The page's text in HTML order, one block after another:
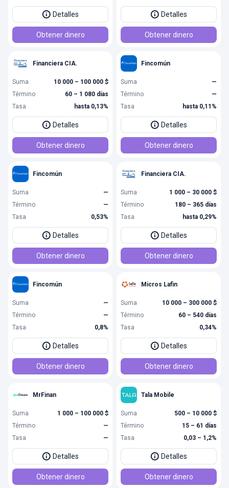
Detalles
Obtener dinero
Detalles
Obtener dinero
Financiera CIA.
Suma
10 000 – 100 000 $
Término
60 – 1 080 días
Tasa
hasta 0,13%
Detalles
Obtener dinero
Fincomún
Suma
—
Término
—
Tasa
hasta 0,11%
Detalles
Obtener dinero
Fincomún
Suma
—
Término
—
Tasa
0,53%
Detalles
Obtener dinero
Financiera CIA.
Suma
1 000 – 30 000 $
Término
180 – 365 días
Tasa
hasta 0,29%
Detalles
Obtener dinero
Fincomún
Suma
—
Término
—
Tasa
0,8%
Detalles
Obtener dinero
Micros Lafin
Suma
10 000 – 300 000 $
Término
60 – 540 días
Tasa
0,34%
Detalles
Obtener dinero
MrFinan
Suma
1 000 – 100 000 $
Término
—
Tasa
—
Detalles
Obtener dinero
Tala Mobile
Suma
500 – 10 000 $
Término
15 – 61 días
Tasa
0,03 – 1,2%
Detalles
Obtener dinero